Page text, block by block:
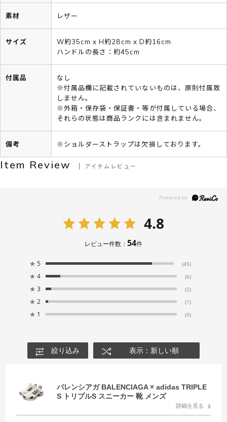
素材 レザー
サイズ
W約35cm x H約28cm x D約16cm
ハンドルの長さ：約45cm
付属品
なし
※付属品欄に記載されていないものは、原則付属致
しません。
※外箱・保存袋・保証書・等が付属している場合、
それらの状態は商品ランクには含まれません。
備考 ※ショルダーストラップは欠損しております。
Item Review アイテムレビュー
4.8
レビュー件数： 54件
★ 5 (45)
★ 4 (6)
★ 3 (2)
★ 2 (1)
★ 1 (0)
絞り込み 表示：新しい順
バレンシアガ BALENCIAGA × adidas TRIPLE
S トリプルS スニーカー 靴 メンズ
詳細を見る